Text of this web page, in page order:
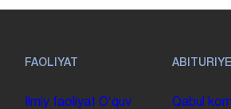
FAOLIYAT
Ilmiy faoliyat Oʻquv
Qabul